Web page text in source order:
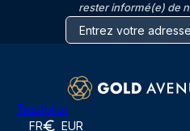
rester informé(e) de
Trustpilot
FR EUR